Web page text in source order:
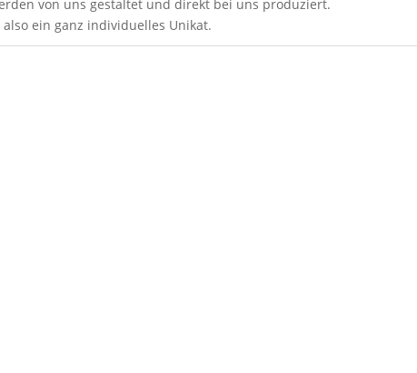
von uns gestaltet und direkt bei uns produziert.
ein ganz individuelles Unikat.